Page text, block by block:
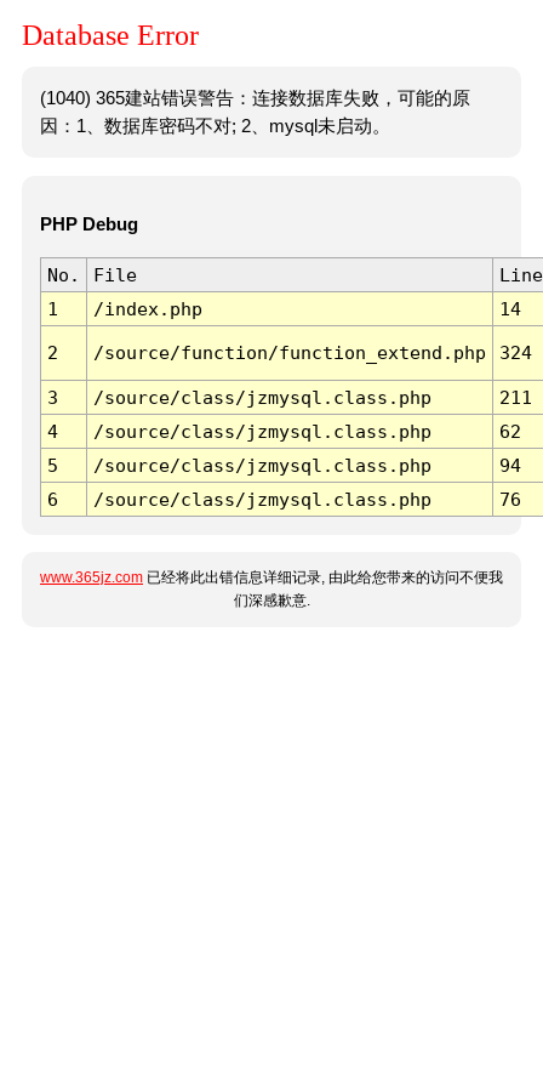
Database Error
(1040) 365建站错误警告：连接数据库失败，可能的原
因：1、数据库密码不对; 2、mysql未启动。
PHP Debug
No. File
Line
1
/index.php 14
2 /source/function/function_extend.php 324
3 /source/class/jzmysql.class.php
211
4
/source/class/jzmysql.class.php
62
5
/source/class/jzmysql.class.php
94
6
/source/class/jzmysql.class.php 76
www.365jz.com 已经将此出错信息详细记录, 由此给您带来的访问不便我
们深感歉意.